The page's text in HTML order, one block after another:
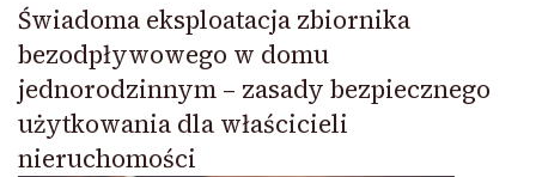
Świadoma eksploatacja zbiornika
bezodpływowego w domu
jednorodzinnym – zasady bezpiecznego
użytkowania dla właścicieli
nieruchomości